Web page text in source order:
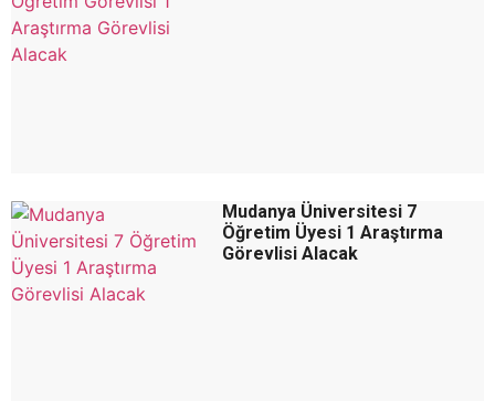
Mudanya Üniversitesi 7
Öğretim Üyesi 1 Araştırma
Görevlisi Alacak